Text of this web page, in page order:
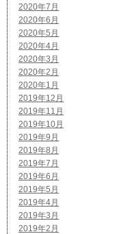
2020年7月
2020年6月
2020年5月
2020年4月
2020年3月
2020年2月
2020年1月
2019年12月
2019年11月
2019年10月
2019年9月
2019年8月
2019年7月
2019年6月
2019年5月
2019年4月
2019年3月
2019年2月